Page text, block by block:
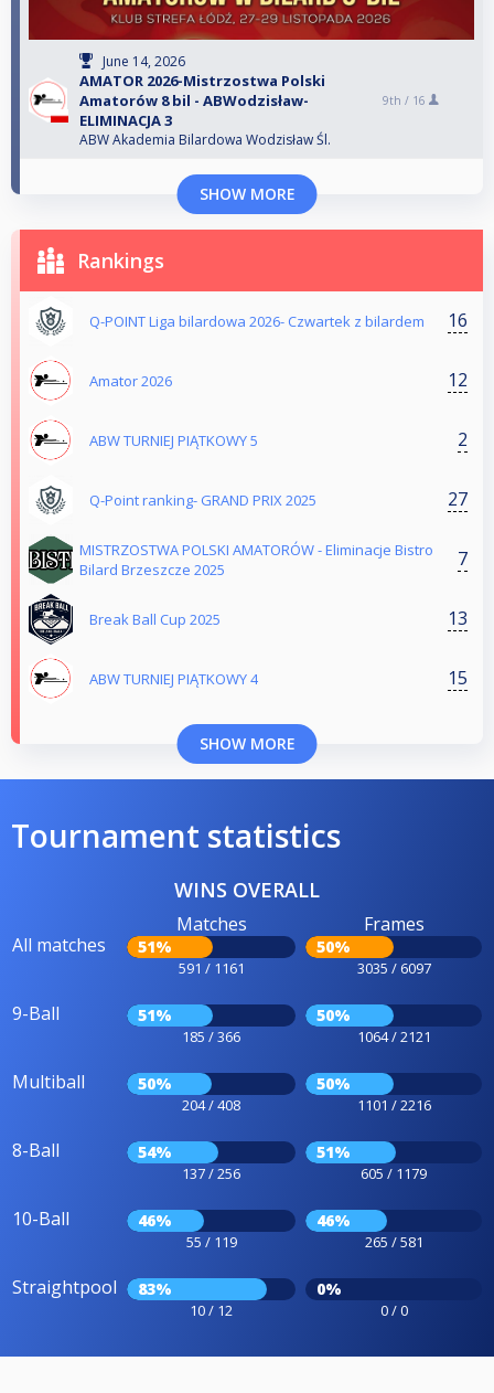
June 14, 2026
AMATOR 2026-Mistrzostwa Polski
Amatorów 8 bil - ABWodzisław-
ELIMINACJA 3
ABW Akademia Bilardowa Wodzisław Śl.
9th / 16
SHOW MORE
Rankings
Q-POINT Liga bilardowa 2026- Czwartek z bilardem 16
Amator 2026 12
ABW TURNIEJ PIĄTKOWY 5 2
Q-Point ranking- GRAND PRIX 2025 27
MISTRZOSTWA POLSKI AMATORÓW - Eliminacje Bistro
Bilard Brzeszcze 2025
7
Break Ball Cup 2025 13
ABW TURNIEJ PIĄTKOWY 4 15
SHOW MORE
Tournament statistics
WINS OVERALL
All matches
Matches
51%
591 / 1161
Frames
50%
3035 / 6097
9-Ball 51%
185 / 366
50%
1064 / 2121
Multiball 50%
204 / 408
50%
1101 / 2216
8-Ball 54%
137 / 256
51%
605 / 1179
10-Ball 46%
55 / 119
46%
265 / 581
Straightpool 83%
10 / 12
0%
0 / 0